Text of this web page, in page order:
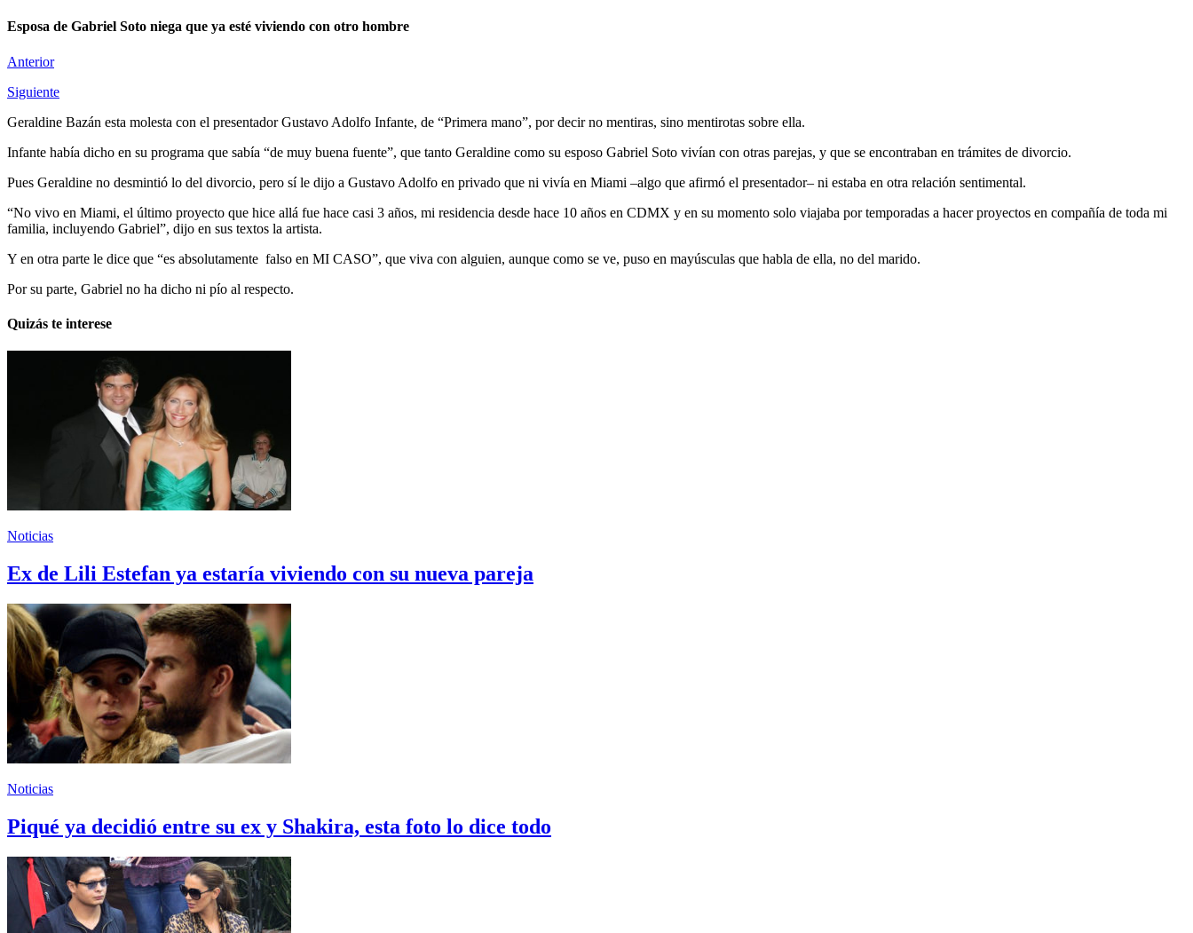
Esposa de Gabriel Soto niega que ya esté viviendo con otro hombre
Anterior
Siguiente
Geraldine Bazán esta molesta con el presentador Gustavo Adolfo Infante, de “Primera mano”, por decir no mentiras, sino mentirotas sobre ella.
Infante había dicho en su programa que sabía “de muy buena fuente”, que tanto Geraldine como su esposo Gabriel Soto vivían con otras parejas, y que se encontraban en trámites de divorcio.
Pues Geraldine no desmintió lo del divorcio, pero sí le dijo a Gustavo Adolfo en privado que ni vivía en Miami –algo que afirmó el presentador– ni estaba en otra relación sentimental.
“No vivo en Miami, el último proyecto que hice allá fue hace casi 3 años, mi residencia desde hace 10 años en CDMX y en su momento solo viajaba por temporadas a hacer proyectos en compañía de toda mi
familia, incluyendo Gabriel”, dijo en sus textos la artista.
Y en otra parte le dice que “es absolutamente falso en MI CASO”, que viva con alguien, aunque como se ve, puso en mayúsculas que habla de ella, no del marido.
Por su parte, Gabriel no ha dicho ni pío al respecto.
Quizás te interese
Noticias
Ex de Lili Estefan ya estaría viviendo con su nueva pareja
Noticias
Piqué ya decidió entre su ex y Shakira, esta foto lo dice todo